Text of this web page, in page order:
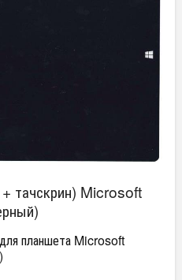
тачскрин) Microsoft
планшета Microsoft